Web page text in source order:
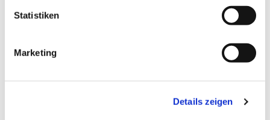
Statistiken
Marketing
Details zeigen